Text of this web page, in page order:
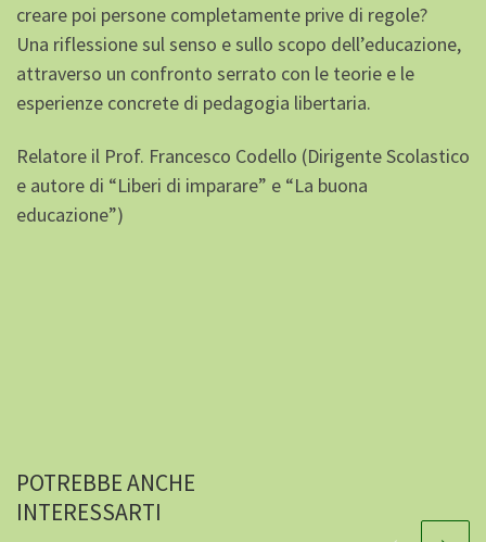
creare poi persone completamente prive di regole?
Una riflessione sul senso e sullo scopo dell’educazione,
attraverso un confronto serrato con le teorie e le
esperienze concrete di pedagogia libertaria.
Relatore il Prof. Francesco Codello (Dirigente Scolastico
e autore di “Liberi di imparare” e “La buona
educazione”)
POTREBBE ANCHE
INTERESSARTI